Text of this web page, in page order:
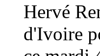
Hervé
d'Ivoire